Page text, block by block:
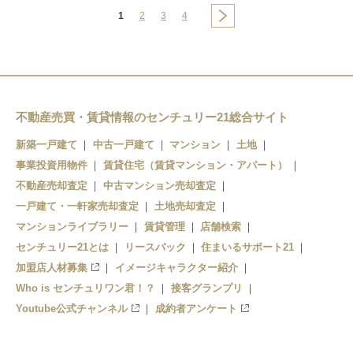
1 2 3 4
不動産売買・賃貸情報のセンチュリー21総合サイト
新築一戸建て 中古一戸建て マンション
土地
事業投資用物件
賃貸住宅（賃貸マンション・アパート）
不動産売却査定
中古マンション売却査定
一戸建て・一軒家売却査定
土地売却査定
マンションライブラリー
賃貸管理
店舗検索
センチュリー21とは
リースバック
住まいるサポート21
加盟店人材募集
イメージキャラクター紹介
Who is センチュリワン君！？
接客グランプリ
Youtube公式チャンネル
成約者アンケート